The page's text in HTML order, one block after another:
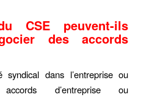
CSE peuvent-ils
des accords
syndical dans l’entreprise ou
accords d’entreprise ou